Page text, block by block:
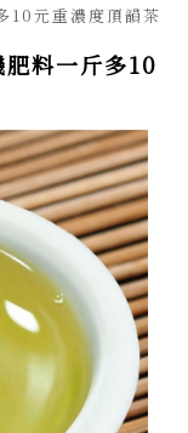
10元重濃度頂韻茶
肥料一斤多10